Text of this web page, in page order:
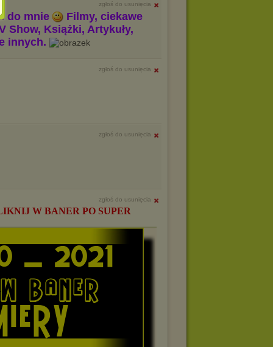
zgłoś do usunięcia
do mnie
Filmy, ciekawe
Show, Książki, Artykuły,
innych.
zgłoś do usunięcia
zgłoś do usunięcia
zgłoś do usunięcia
W BANER PO SUPER